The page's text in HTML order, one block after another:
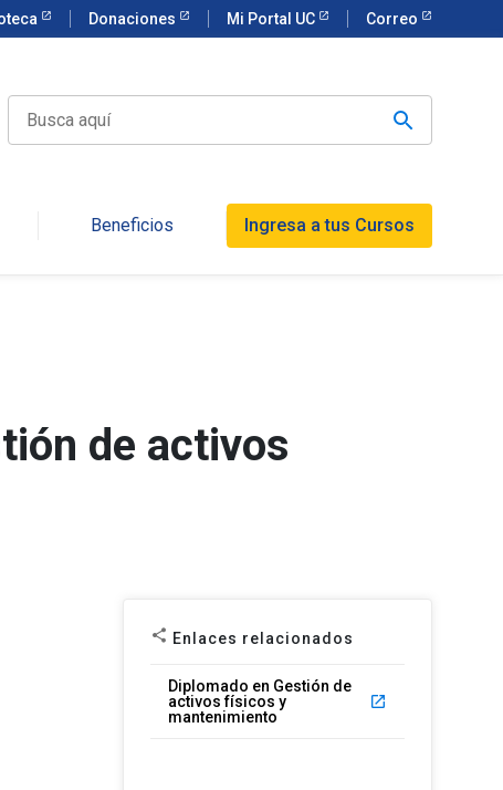
Donaciones Mi Portal UC Correo
Beneficios Ingresa a tus Cursos
de activos
share Enlaces relacionados
Diplomado en Gestión de
activos físicos y
mantenimiento
launch